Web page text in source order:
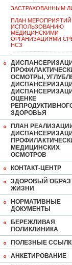
ЗАСТРАХОВАННЫМ
ПЛАН
ИСПОЛЬЗОВАНИЮ
МЕДИЦИНСКИМИ
ОРГАНИЗАЦИЯМИ
НСЗ
ОСМОТРЫ,
ОЦЕНКЕ
ЗДОРОВЬЯ
ПЛАН
МЕДИЦИНСКИХ
ОСМОТРОВ
КОНТАКТ-ЦЕНТР
ЗДОРОВЫЙ ОБРАЗ
ЖИЗНИ
НОРМАТИВНЫЕ
ДОКУМЕНТЫ
БЕРЕЖЛИВАЯ
ПОЛИКЛИНИКА
ПОЛЕЗНЫЕ
АНКЕТИРОВАНИЕ